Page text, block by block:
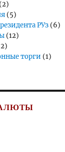
(2)
(5)
РУз (6)
(12)
торги (1)